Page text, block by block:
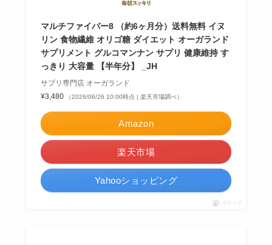
マルチファイバー8 （約6ヶ月分）送料無料 イヌ
リン 食物繊維 オリゴ糖 ダイエット オーガランド
サプリメント グルコマンナン サプリ 健康維持 す
っきり 大容量 【半年分】 _JH
サプリ専門店 オーガランド
¥3,480
（2026/06/26 10:00時点 | 楽天市場調べ）
Amazon
楽天市場
Yahooショッピング
ポチップ